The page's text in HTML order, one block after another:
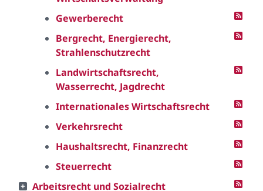
Gewerberecht
Bergrecht, Energierecht,
Strahlenschutzrecht
Landwirtschaftsrecht,
Wasserrecht, Jagdrecht
Internationales Wirtschaftsrecht
Verkehrsrecht
Haushaltsrecht, Finanzrecht
Steuerrecht
Arbeitsrecht und Sozialrecht